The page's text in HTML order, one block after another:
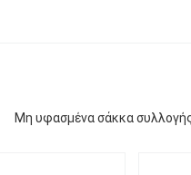
Μη υφασμένα σάκκα